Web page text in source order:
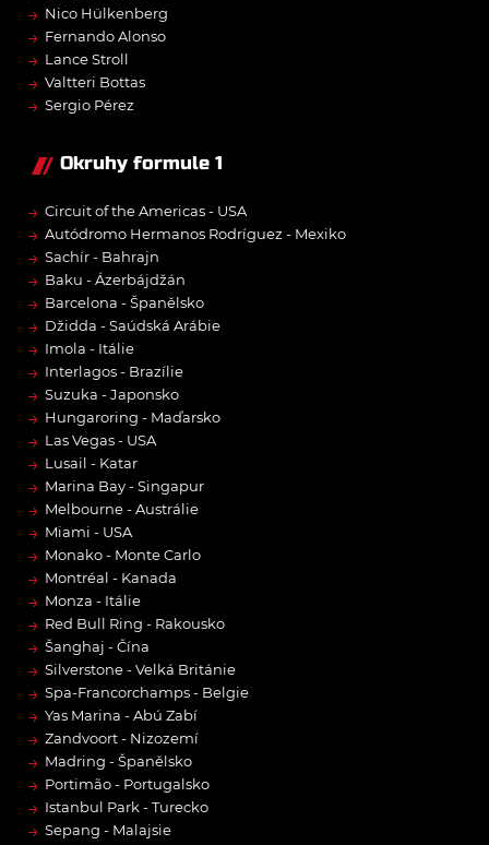
→ Nico Hülkenberg
→ Fernando Alonso
→ Lance Stroll
→ Valtteri Bottas
→ Sergio Pérez
Okruhy formule 1
→ Circuit of the Americas - USA
→ Autódromo Hermanos Rodríguez - Mexiko
→ Sachír - Bahrajn
→ Baku - Ázerbájdžán
→ Barcelona - Španělsko
→ Džidda - Saúdská Arábie
→ Imola - Itálie
→ Interlagos - Brazílie
→ Suzuka - Japonsko
→ Hungaroring - Maďarsko
→ Las Vegas - USA
→ Lusail - Katar
→ Marina Bay - Singapur
→ Melbourne - Austrálie
→ Miami - USA
→ Monako - Monte Carlo
→ Montréal - Kanada
→ Monza - Itálie
→ Red Bull Ring - Rakousko
→ Šanghaj - Čína
→ Silverstone - Velká Británie
→ Spa-Francorchamps - Belgie
→ Yas Marina - Abú Zabí
→ Zandvoort - Nizozemí
→ Madring - Španělsko
→ Portimão - Portugalsko
→ Istanbul Park - Turecko
→ Sepang - Malajsie